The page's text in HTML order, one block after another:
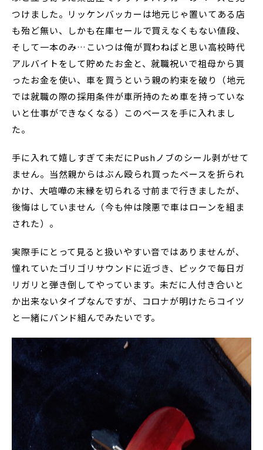
つけました。リッケンバッカーは地元じゃ置いてある店
も殆ど無い、しかも在庫セールで買えなくもない値段、
そして一本のみ…こいつは俺が買わねばと思い高校時代
アルバイトをして貯めたお金と、就職祝いで祖母から貰
ったお金を使い、車を買うという親の約束を破り（地元
では就職の際の採用条件が車所持のため車を持っていな
いと仕事ができなくなる）このベースを手に入れまし
た。
手に入れて嬉しすぎて未だにPushノブのシール剥がせて
ません。当然親からはぶん殴られ買ったベースを折られ
かけ、大喧嘩の末縁を切られる寸前まで行きましたが、
後悔はしていません（今も仲は険悪で車はローンを組ま
された）。
実際手にとって見ると扱いやすい音ではありませんが、
憧れていたゴリゴリサウンドに近づき、ピックで毎日ガ
リガリと弾き倒してやっています。未だに人付き合いと
か出来ないタイプなんですが、コロナが明けたらコイツ
と一緒にバンド組んでみたいです。